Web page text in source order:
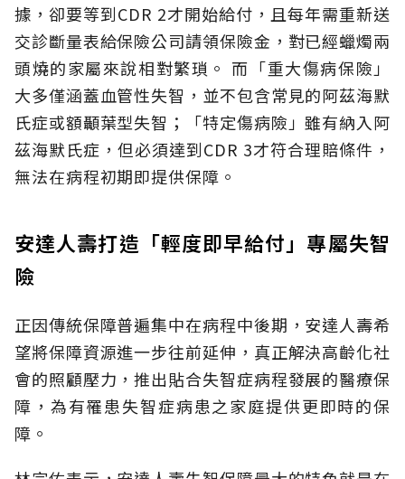
據，卻要等到CDR 2才開始給付，且每年需重新送
交診斷量表給保險公司請領保險金，對已經蠟燭兩
頭燒的家屬來說相對繁瑣。 而「重大傷病保險」
大多僅涵蓋血管性失智，並不包含常見的阿茲海默
氏症或額顳葉型失智；「特定傷病險」雖有納入阿
茲海默氏症，但必須達到CDR 3才符合理賠條件，
無法在病程初期即提供保障。
安達人壽打造「輕度即早給付」專屬失智
險
正因傳統保障普遍集中在病程中後期，安達人壽希
望將保障資源進一步往前延伸，真正解決高齡化社
會的照顧壓力，推出貼合失智症病程發展的醫療保
障，為有罹患失智症病患之家庭提供更即時的保
障。